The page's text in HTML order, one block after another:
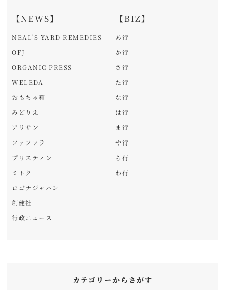
【NEWS】
NEAL'S YARD REMEDIES
OFJ
ORGANIC PRESS
WELEDA
おもちゃ箱
みどりえ
アリサン
ファファラ
プリスティン
ミトク
ロゴナジャパン
創健社
行政ニュース
【BIZ】
あ行
か行
さ行
た行
な行
は行
ま行
や行
ら行
わ行
カテゴリーからさがす